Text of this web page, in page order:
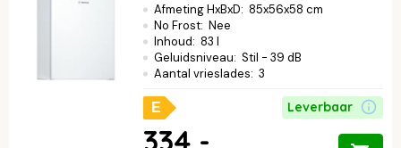
Afmeting HxBxD: 85x56x58 cm
No Frost: Nee
Inhoud: 83 l
Geluidsniveau: Stil - 39 dB
Aantal vrieslades: 3
E Leverbaar
334,-